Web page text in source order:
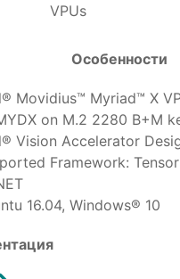
VPUs
Особенности
Movidius™ Myriad™ X
on M.2 2280 B+M
Vision Accelerator
Framework:
16.04, Windows® 10